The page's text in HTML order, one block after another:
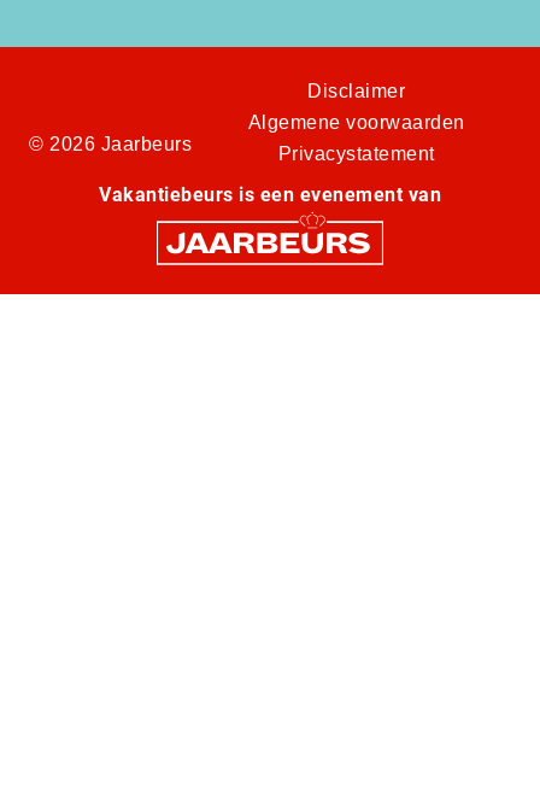
© 2026 Jaarbeurs
Disclaimer
Algemene voorwaarden
Privacystatement
Vakantiebeurs is een evenement van